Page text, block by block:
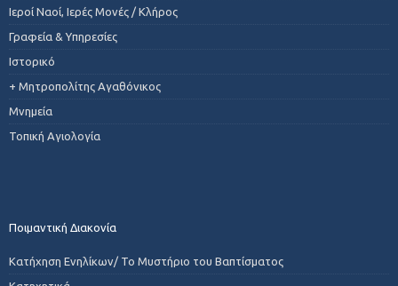
Ιεροί Ναοί, Ιερές Μονές / Κλήρος
Γραφεία & Υπηρεσίες
Ιστορικό
+ Μητροπολίτης Αγαθόνικος
Μνημεία
Τοπική Αγιολογία
Ποιμαντική Διακονία
Κατήχηση Ενηλίκων/ Το Μυστήριο του Βαπτίσματος